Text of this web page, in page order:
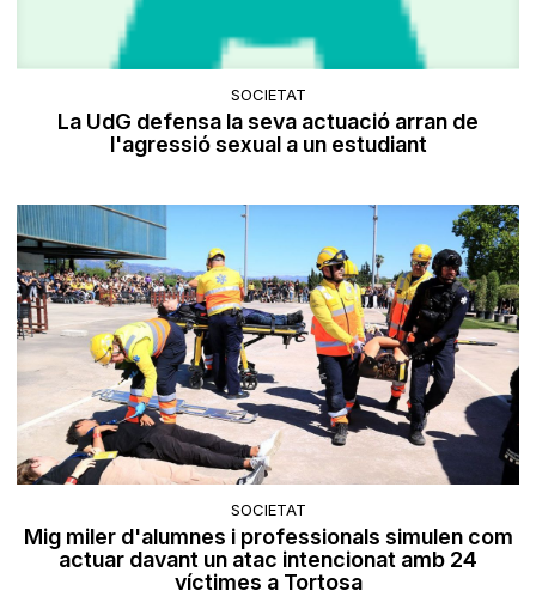
SOCIETAT
La UdG defensa la seva actuació arran de
l'agressió sexual a un estudiant
SOCIETAT
Mig miler d'alumnes i professionals simulen com
actuar davant un atac intencionat amb 24
víctimes a Tortosa